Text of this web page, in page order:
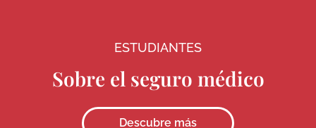
ESTUDIANTES
Sobre el seguro médico
Descubre más